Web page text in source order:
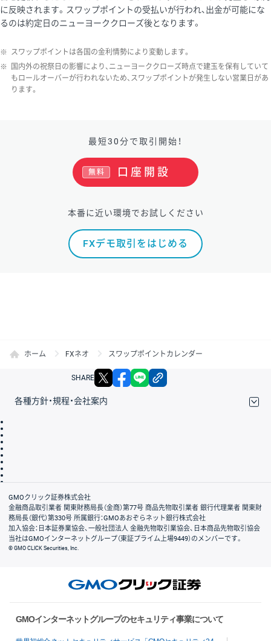
に反映されます。スワップポイントの受払いが行われ、出金が可能にな
るのは約定日のニューヨーククローズ後となります。
※ スワップポイントは各国の金利情勢により変動します。
※
国内外の祝祭日の影響により、ニューヨーククローズ時点で建玉を保有していて
もロールオーバーが行われないため、スワップポイントが発生しない営業日があ
ります。
最短30分で取引開始！
口座開設
無料
本番に近い環境でお試しください
FXデモ取引をはじめる
ホーム FXネオ スワップポイントカレンダー
SHARE X facebook
各種方針・規程・会社案内
会社案内
GMOクリック証券株式会社
金融商品取引業者 関東財務局長（金商）第77号 商品先物取引業者 銀行代理業者 関東財
務局長（銀代）第330号 所属銀行：GMOあおぞらネット銀行株式会社
加入協会：日本証券業協会、一般社団法人 金融先物取引業協会、日本商品先物取引協会
当社はGMOインターネットグループ（東証プライム上場9449）のメンバーです。
© GMO CLICK Securities, Inc.
GMOインターネットグループのセキュリティ事業について